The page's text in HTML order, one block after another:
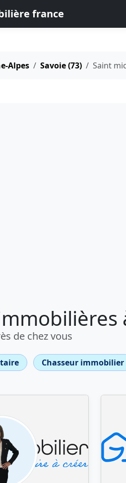
france
Alpes Savoie (73) Saint
de chez vous
Chasseur immobilier